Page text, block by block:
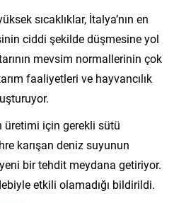
sıcaklıklar, İtalya’nın en
ciddi şekilde düşmesine yol
mevsim normallerinin çok
faaliyetleri ve hayvancılık
üretimi için gerekli sütü
karışan deniz suyunun
bir tehdit meydana getiriyor.
etkili olamadığı bildirildi.